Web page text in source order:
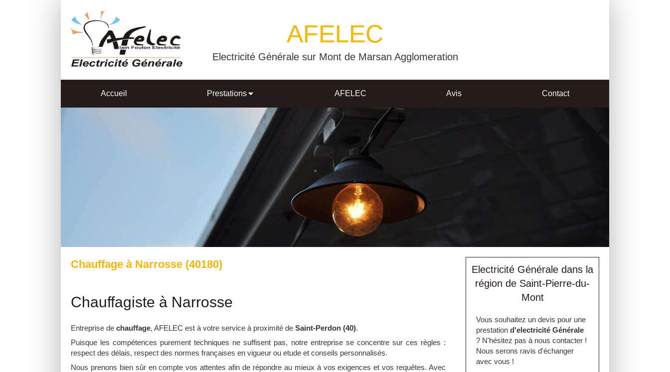
AFELEC
Electricité Générale sur Mont de Marsan Agglomeration
Accueil Prestations AFELEC Avis Contact
Chauffage à Narrosse (40180)
Chauffagiste à Narrosse
Entreprise de chauffage, AFELEC est à votre service à proximité de Saint-Perdon (40).
Puisque les compétences purement techniques ne suffisent pas, notre entreprise se concentre sur ces règles :
respect des délais, respect des normes françaises en vigueur ou etude et conseils personnalisés.
Nous prenons bien sûr en compte vos attentes afin de répondre au mieux à vos exigences et vos requêtes. Avec
Electricité Générale dans la
région de Saint-Pierre-du-
Mont
Vous souhaitez un devis pour une
prestation d'electricité Générale
? N'hésitez pas à nous contacter !
Nous serons ravis d'échanger
avec vous !